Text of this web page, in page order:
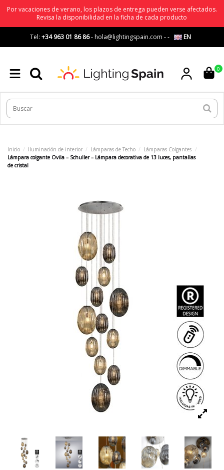
Por vacaciones de verano, los plazos de entrega pueden verse afectados.
Revisa la disponibilidad en la ficha de cada producto
Tel: +34 963 01 86 86-hola@lightingspain.com -- EN
0
Inicio Iluminación de interior Lámparas de Techo
Lámparas Colgantes
Lámpara colgante Ovila – Schuller – Lámpara decorativa de 13 luces, pantallas
de cristal